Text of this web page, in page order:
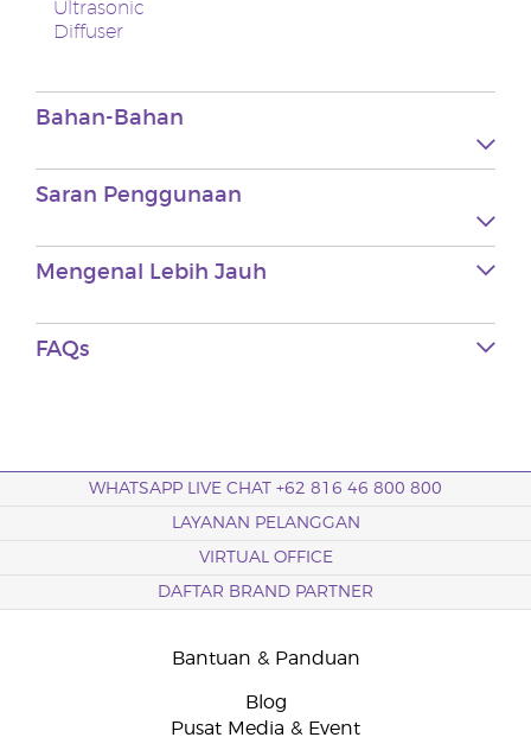
Ultrasonic
Diffuser
Bahan-Bahan
Saran Penggunaan
Mengenal Lebih Jauh
FAQs
WHATSAPP LIVE CHAT +62 816 46 800 800
LAYANAN PELANGGAN
VIRTUAL OFFICE
DAFTAR BRAND PARTNER
Bantuan & Panduan
Blog
Pusat Media & Event